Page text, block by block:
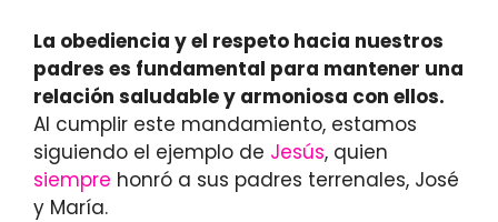
La obediencia y el respeto hacia nuestros
padres es fundamental para mantener una
relación saludable y armoniosa con ellos.
Al cumplir este mandamiento, estamos
siguiendo el ejemplo de Jesús, quien
siempre honró a sus padres terrenales, José
y María.